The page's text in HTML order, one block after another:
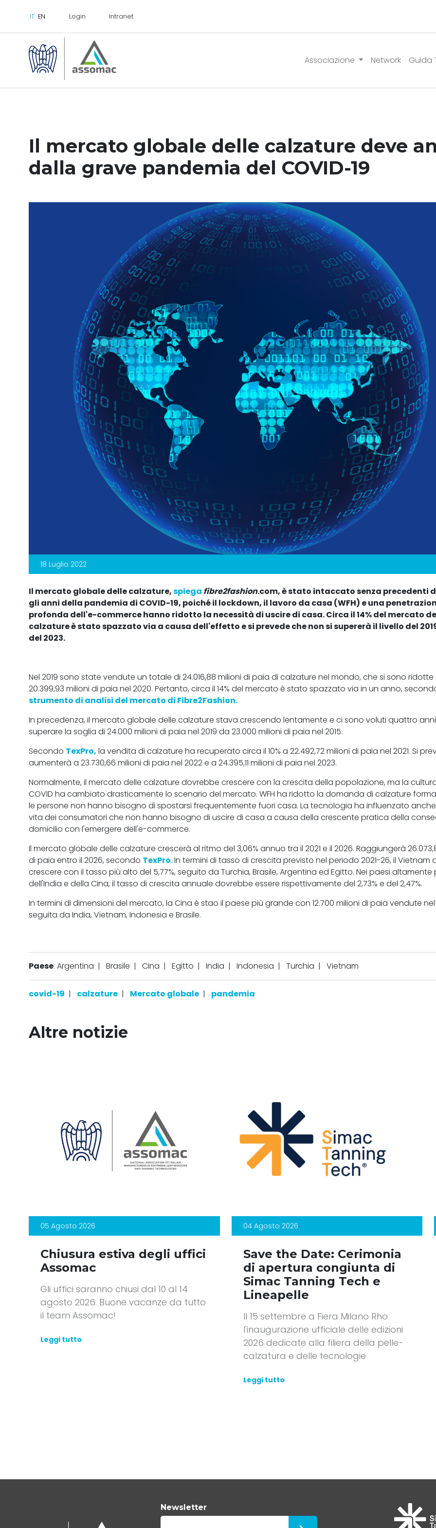
Login Intranet
Associazione Network Guida
Il mercato globale delle calzature deve
dalla grave pandemia del COVID-19
18 Luglio 2022
Il mercato globale delle calzature,spiega fibre2fashion.com, è stato intaccato senza precedenti
gli anni della pandemia di COVID-19, poiché il lockdown, il lavoro da casa (WFH) e una
profonda dell'e-commerce hanno ridotto la necessità di uscire di casa. Circa il 14% del mercato
calzature è stato spazzato via a causa dell'effetto e si prevede che non si supererà il livello del
del 2023.
Nel 2019 sono state vendute un totale di 24.016,88 milioni di paia di calzature nel mondo, che si sono ridotte
20.399,93 milioni di paia nel 2020. Pertanto, circa il 14% del mercato è stato spazzato via in un anno,
strumento di analisi del mercato di Fibre2Fashion.
In precedenza, il mercato globale delle calzature stava crescendo lentamente e ci sono voluti quattro
superare la soglia di 24.000 milioni di paia nel 2019 da 23.000 milioni di paia nel 2015.
Secondo TexPro, la vendita di calzature ha recuperato circa il 10% a 22.492,72 milioni di paia nel 2021. Si
aumenterà a 23.730,66 milioni di paia nel 2022 e a 24.395,11 milioni di paia nel 2023.
Normalmente, il mercato delle calzature dovrebbe crescere con la crescita della popolazione, ma la
COVID ha cambiato drasticamente lo scenario del mercato. WFH ha ridotto la domanda di calzature
le persone non hanno bisogno di spostarsi frequentemente fuori casa. La tecnologia ha influenzato
vita dei consumatori che non hanno bisogno di uscire di casa a causa della crescente pratica della
domicilio con l'emergere dell'e-commerce.
Il mercato globale delle calzature crescerà al ritmo del 3,06% annuo tra il 2021 e il 2026. Raggiungerà
di paia entro il 2026, secondo TexPro.In termini di tasso di crescita previsto nel periodo 2021-26, il Vietnam
crescere con il tasso più alto del 5,77%, seguito da Turchia, Brasile, Argentina ed Egitto. Nei paesi
dell'India e della Cina, il tasso di crescita annuale dovrebbe essere rispettivamente del 2,73% e del 2,47%.
In termini di dimensioni del mercato, la Cina è stao il paese più grande con 12.700 milioni di paia vendute nel
seguita da India, Vietnam, Indonesia e Brasile.
Paese: Argentina | Brasile | Cina | Egitto | India | Indonesia | Turchia | Vietnam
covid-19 | calzature | Mercato globale | pandemia
Altre notizie
05 Agosto 2026
Chiusura estiva degli uffici
Assomac
Gli uffici saranno chiusi dal 10 al 14
agosto 2026. Buone vacanze da tutto
il team Assomac!
Leggi tutto
04 Agosto 2026
Save the Date: Cerimonia
di apertura congiunta di
Simac Tanning Tech e
Lineapelle
Il 15 settembre a Fiera Milano Rho
l'inaugurazione ufficiale delle edizioni
2026 dedicate alla filiera della pelle-
calzatura e delle tecnologie
Leggi tutto
Newsletter
E-mail